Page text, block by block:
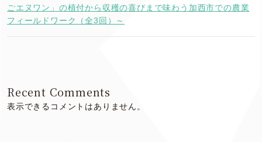
ごエヌワン」の植付から収穫の喜びまで味わう加西市での農業
フィールドワーク（全3回）～
Recent Comments
表示できるコメントはありません。